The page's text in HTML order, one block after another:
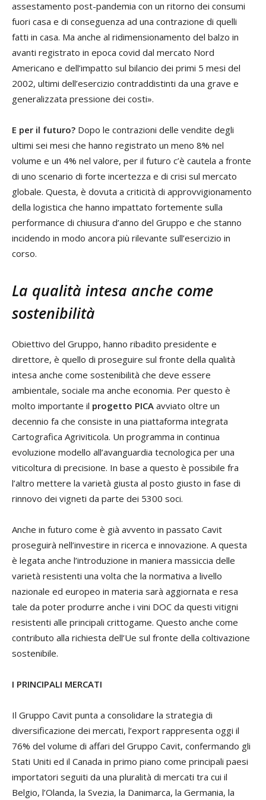
assestamento post-pandemia con un ritorno dei consumi
fuori casa e di conseguenza ad una contrazione di quelli
fatti in casa. Ma anche al ridimensionamento del balzo in
avanti registrato in epoca covid dal mercato Nord
Americano e dell’impatto sul bilancio dei primi 5 mesi del
2002, ultimi dell’esercizio contraddistinti da una grave e
generalizzata pressione dei costi».
E per il futuro? Dopo le contrazioni delle vendite degli
ultimi sei mesi che hanno registrato un meno 8% nel
volume e un 4% nel valore, per il futuro c’è cautela a fronte
di uno scenario di forte incertezza e di crisi sul mercato
globale. Questa, è dovuta a criticità di approvvigionamento
della logistica che hanno impattato fortemente sulla
performance di chiusura d’anno del Gruppo e che stanno
incidendo in modo ancora più rilevante sull’esercizio in
corso.
La qualità intesa anche come
sostenibilità
Obiettivo del Gruppo, hanno ribadito presidente e
direttore, è quello di proseguire sul fronte della qualità
intesa anche come sostenibilità che deve essere
ambientale, sociale ma anche economia. Per questo è
molto importante il progetto PICA avviato oltre un
decennio fa che consiste in una piattaforma integrata
Cartografica Agriviticola. Un programma in continua
evoluzione modello all’avanguardia tecnologica per una
viticoltura di precisione. In base a questo è possibile fra
l’altro mettere la varietà giusta al posto giusto in fase di
rinnovo dei vigneti da parte dei 5300 soci.
Anche in futuro come è già avvento in passato Cavit
proseguirà nell’investire in ricerca e innovazione. A questa
è legata anche l’introduzione in maniera massiccia delle
varietà resistenti una volta che la normativa a livello
nazionale ed europeo in materia sarà aggiornata e resa
tale da poter produrre anche i vini DOC da questi vitigni
resistenti alle principali crittogame. Questo anche come
contributo alla richiesta dell’Ue sul fronte della coltivazione
sostenibile.
I PRINCIPALI MERCATI
Il Gruppo Cavit punta a consolidare la strategia di
diversificazione dei mercati, l’export rappresenta oggi il
76% del volume di affari del Gruppo Cavit, confermando gli
Stati Uniti ed il Canada in primo piano come principali paesi
importatori seguiti da una pluralità di mercati tra cui il
Belgio, l’Olanda, la Svezia, la Danimarca, la Germania, la